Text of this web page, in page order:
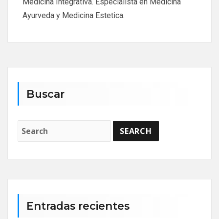
Ayurveda y Medicina Estetica.
Buscar
Entradas recientes